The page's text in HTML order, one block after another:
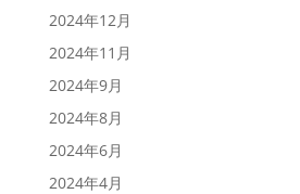
2024年12月
2024年11月
2024年9月
2024年8月
2024年6月
2024年4月